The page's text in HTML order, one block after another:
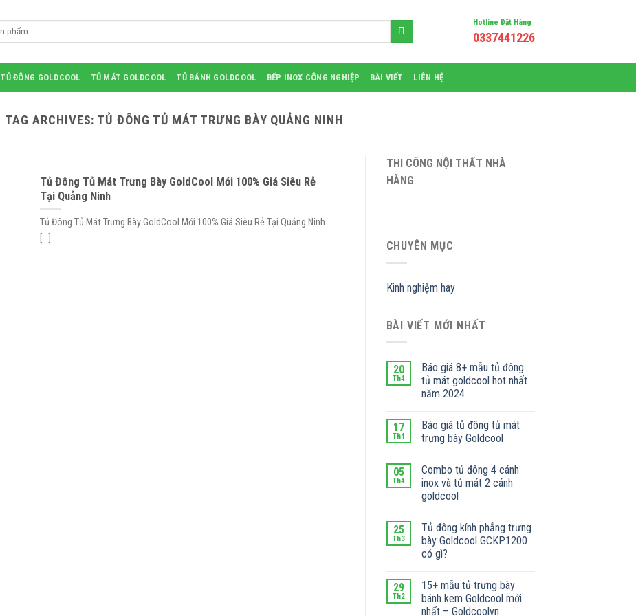
Hotline Đặt Hàng
0337441226
TỦ ĐÔNG GOLDCOOL TỦ MÁT GOLDCOOL TỦ BÁNH GOLDCOOL BẾP INOX CÔNG NGHIỆP BÀI VIẾT LIÊN HỆ
TAG ARCHIVES: TỦ ĐÔNG TỦ MÁT TRƯNG BÀY QUẢNG NINH
Tủ Đông Tủ Mát Trưng Bày GoldCool Mới 100% Giá Siêu Rẻ
Tại Quảng Ninh
Tủ Đông Tủ Mát Trưng Bày GoldCool Mới 100% Giá Siêu Rẻ Tại Quảng Ninh
[...]
THI CÔNG NỘI THẤT NHÀ
HÀNG
CHUYÊN MỤC
Kinh nghiệm hay
BÀI VIẾT MỚI NHẤT
20
Th4
Báo giá 8+ mẫu tủ đông
tủ mát goldcool hot nhất
năm 2024
17
Th4
Báo giá tủ đông tủ mát
trưng bày Goldcool
05
Th4
Combo tủ đông 4 cánh
inox và tủ mát 2 cánh
goldcool
25
Th3
Tủ đông kính phẳng trưng
bày Goldcool GCKP1200
có gì?
29
Th2
15+ mẫu tủ trưng bày
bánh kem Goldcool mới
nhất – Goldcoolvn